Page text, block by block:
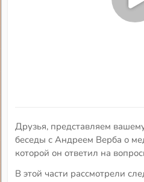
Друзья, представляем
беседы с Андреем Верба о
которой он ответил на
В этой части рассмотрели